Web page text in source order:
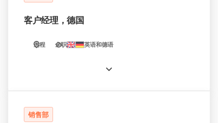
客户经理，德国
远程 全职 英语和德语
销售部